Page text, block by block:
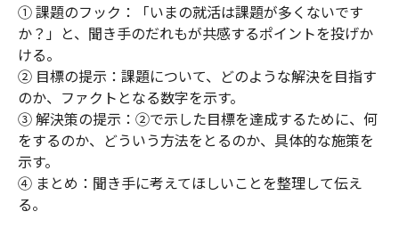
① 課題のフック：「いまの就活は課題が多くないです
か？」と、聞き手のだれもが共感するポイントを投げか
ける。
② 目標の提示：課題について、どのような解決を目指す
のか、ファクトとなる数字を示す。
③ 解決策の提示：②で示した目標を達成するために、何
をするのか、どういう方法をとるのか、具体的な施策を
示す。
④ まとめ：聞き手に考えてほしいことを整理して伝え
る。